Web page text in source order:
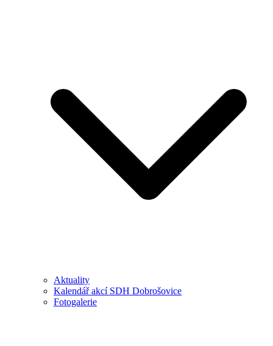
Aktuality
Kalendář akcí SDH Dobrošovice
Fotogalerie